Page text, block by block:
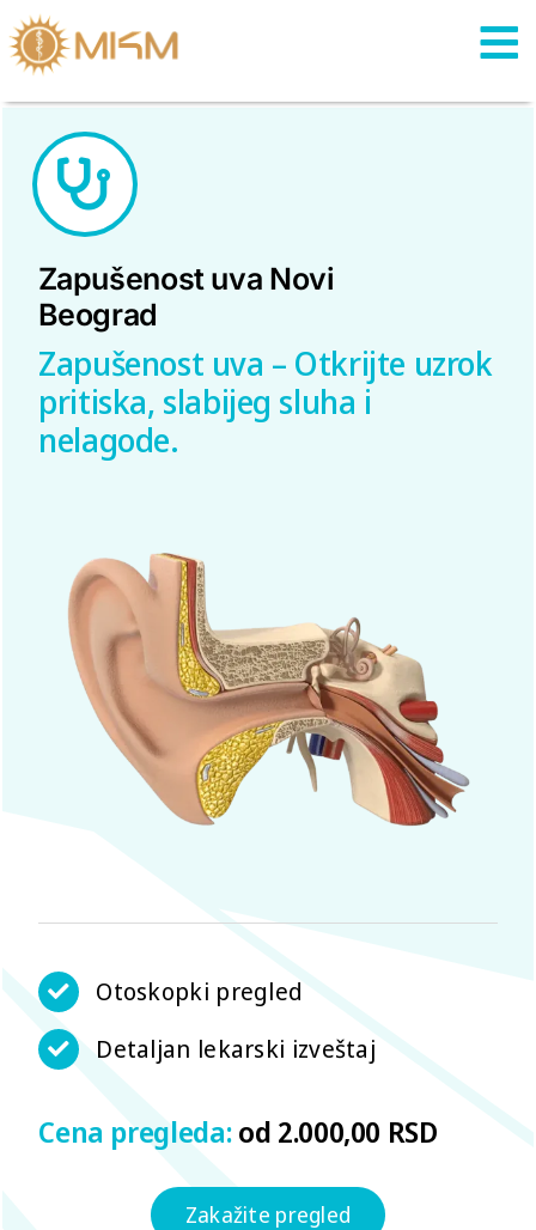
Skip
to
content
Zаpušenost uva Novi
Beograd
Zapušenost uva – Otkrijte uzrok
pritiska, slabijeg sluha i
nelagode.
Otoskopki pregled
Detaljan lekarski izveštaj
Cena pregleda:
Zakažite pregled